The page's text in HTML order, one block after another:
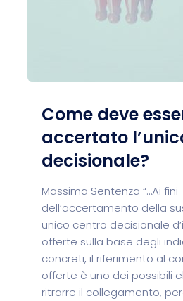
Come deve
accertato
decisionale?
Massima Sentenza “…Ai fini
dell’accertamento della
unico centro decisionale
offerte sulla base degli
concreti, il riferimento al
offerte è uno dei possibili
ritrarre il collegamento,